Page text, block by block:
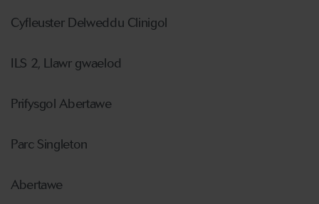
Cyfleuster Delweddu Clinigol
ILS 2, Llawr gwaelod
Prifysgol Abertawe
Parc Singleton
Abertawe